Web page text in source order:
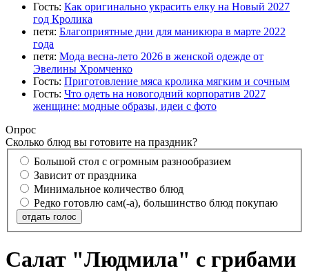
Гость: Как оригинально украсить елку на Новый 2027
год Кролика
петя: Благоприятные дни для маникюра в марте 2022
года
петя: Мода весна-лето 2026 в женской одежде от
Эвелины Хромченко
Гость: Приготовление мяса кролика мягким и сочным
Гость: Что одеть на новогодний корпоратив 2027
женщине: модные образы, идеи с фото
Опрос
Сколько блюд вы готовите на праздник?
Большой стол с огромным разнообразием
Зависит от праздника
Минимальное количество блюд
Редко готовлю сам(-а), большинство блюд покупаю
отдать голос
Салат "Людмила" с грибами